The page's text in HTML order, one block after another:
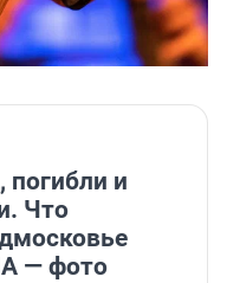
погибли и
Что
— фото